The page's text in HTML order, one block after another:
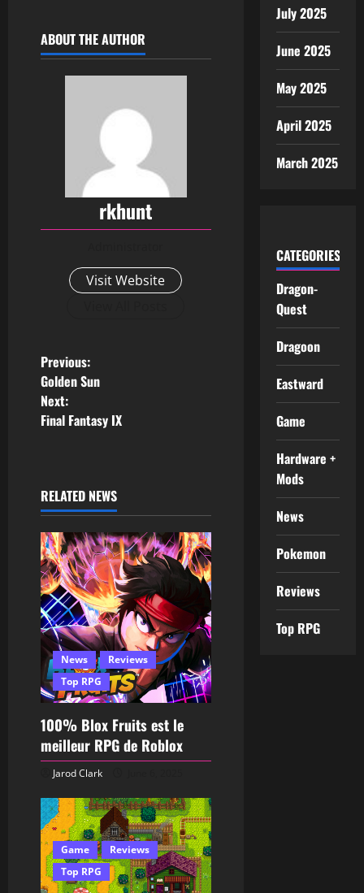
ABOUT THE AUTHOR
rkhunt
Visit Website
Previous:
Golden Sun
Next:
Final Fantasy IX
RELATED NEWS
News
Reviews
Top RPG
100% Blox Fruits est le
meilleur RPG de Roblox
Jarod Clark
Game
Reviews
Top RPG
July 2025
June 2025
May 2025
April 2025
March 2025
CATEGORIES
Dragon-
Quest
Dragoon
Eastward
Game
Hardware +
Mods
News
Pokemon
Reviews
Top RPG